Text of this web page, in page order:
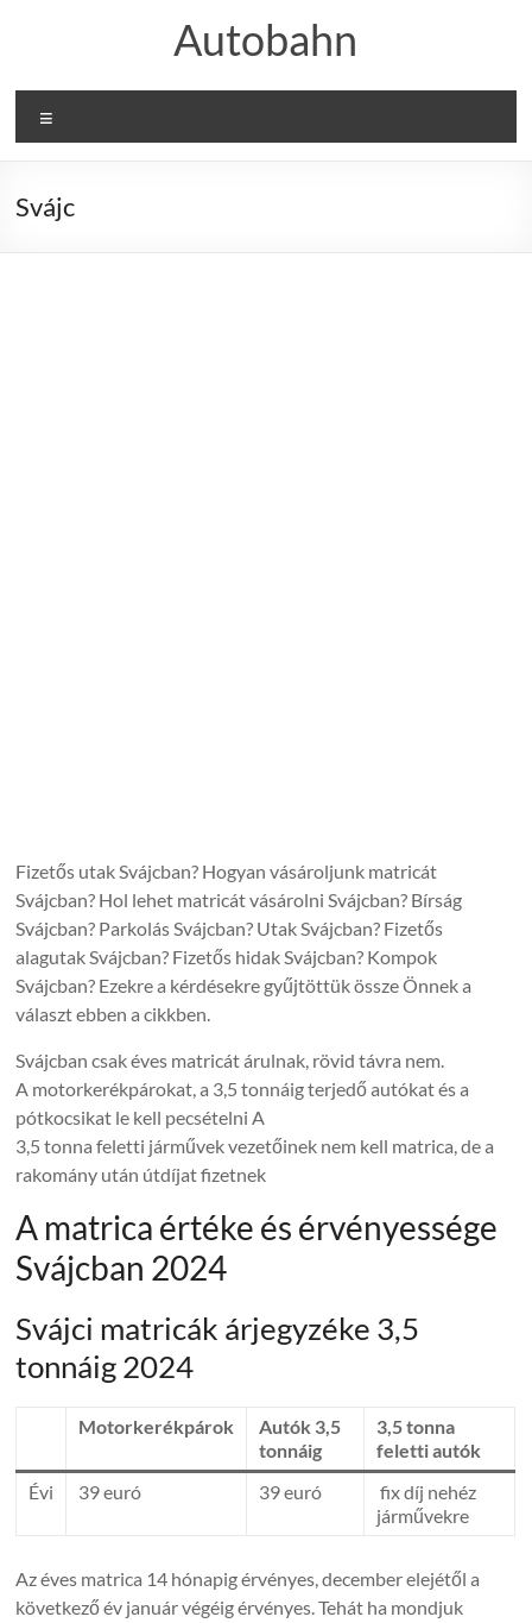
Autobahn
Svájc
Fizetős utak Svájcban? Hogyan vásároljunk matricát
Svájcban? Hol lehet matricát vásárolni Svájcban? Bírság
Svájcban? Parkolás Svájcban? Utak Svájcban? Fizetős
alagutak Svájcban? Fizetős hidak Svájcban? Kompok
Svájcban? Ezekre a kérdésekre gyűjtöttük össze Önnek a
választ ebben a cikkben.
Svájcban csak éves matricát árulnak, rövid távra nem.
A motorkerékpárokat, a 3,5 tonnáig terjedő autókat és a
pótkocsikat le kell pecsételni A
3,5 tonna feletti járművek vezetőinek nem kell matrica, de a
rakomány után útdíjat fizetnek
A matrica értéke és érvényessége
Svájcban 2024
Svájci matricák árjegyzéke 3,5
tonnáig 2024
Motorkerékpárok
Autók 3,5
tonnáig
3,5 tonna
feletti autók
Évi
39 euró 39 euró
fix díj nehéz
járművekre
Az éves matrica 14 hónapig érvényes, december elejétől a
következő év január végéig érvényes. Tehát ha mondjuk